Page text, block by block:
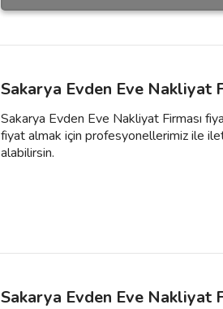
Sakarya Evden Eve Nakliyat
Sakarya Evden Eve Nakliyat Firması
fiyat almak için profesyonellerimiz ile
alabilirsin.
Sakarya Evden Eve Nakliyat